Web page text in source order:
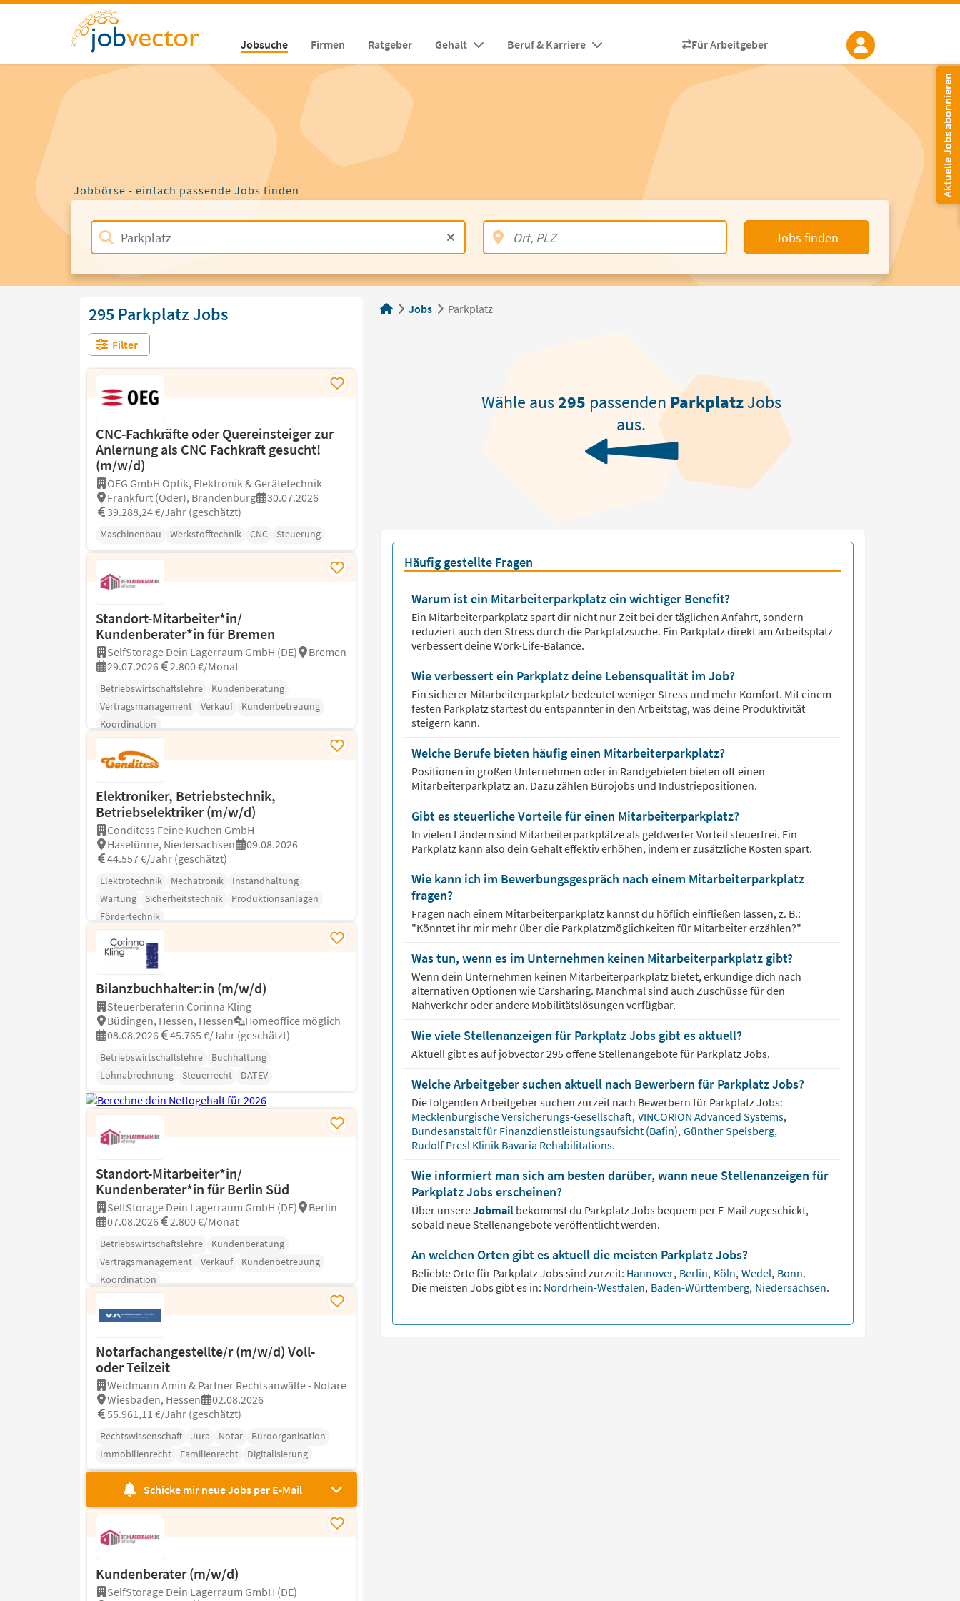
Jobsuche Firmen Ratgeber Gehalt Beruf & Karriere Für Arbeitgeber
Aktuelle Jobs abonnieren
Jobbörse - einfach passende Jobs finden
Jobs finden
295 Parkplatz Jobs
Filter
CNC-Fachkräfte oder Quereinsteiger zur
Anlernung als CNC Fachkraft gesucht!
(m/w/d)
OEG GmbH Optik, Elektronik & Gerätetechnik
Frankfurt (Oder), Brandenburg
30.07.2026
39.288,24 €/Jahr (geschätzt)
Maschinenbau Werkstofftechnik CNC Steuerung
Standort-Mitarbeiter*in/
Kundenberater*in für Bremen
SelfStorage Dein Lagerraum GmbH (DE)
Bremen
29.07.2026
2.800 €/Monat
Betriebswirtschaftslehre
Kundenberatung
Vertragsmanagement
Verkauf
Kundenbetreuung
Koordination
Elektroniker, Betriebstechnik,
Betriebselektriker (m/w/d)
Conditess Feine Kuchen GmbH
Haselünne, Niedersachsen
09.08.2026
44.557 €/Jahr (geschätzt)
Elektrotechnik Mechatronik
Instandhaltung
Wartung
Sicherheitstechnik
Produktionsanlagen
Fördertechnik
Bilanzbuchhalter:in (m/w/d)
Steuerberaterin Corinna Kling
Büdingen, Hessen, Hessen
Homeoffice möglich
08.08.2026
45.765 €/Jahr (geschätzt)
Betriebswirtschaftslehre
Buchhaltung
Lohnabrechnung
Steuerrecht DATEV
Standort-Mitarbeiter*in/
Kundenberater*in für Berlin Süd
SelfStorage Dein Lagerraum GmbH (DE)
Berlin
07.08.2026
2.800 €/Monat
Betriebswirtschaftslehre
Kundenberatung
Vertragsmanagement
Verkauf
Kundenbetreuung
Koordination
Notarfachangestellte/r (m/w/d) Voll-
oder Teilzeit
Weidmann Amin & Partner Rechtsanwälte - Notare
Wiesbaden, Hessen
02.08.2026
55.961,11 €/Jahr (geschätzt)
Rechtswissenschaft Jura Notar
Büroorganisation
Immobilienrecht
Familienrecht Digitalisierung
Schicke mir neue Jobs per E-Mail
Kundenberater (m/w/d)
SelfStorage Dein Lagerraum GmbH (DE)
Jobs Parkplatz
Wähle aus295 passenden ParkplatzJobs
aus.
Häufig gestellte Fragen
Warum ist ein Mitarbeiterparkplatz ein wichtiger Benefit?
Ein Mitarbeiterparkplatz spart dir nicht nur Zeit bei der täglichen Anfahrt, sondern
reduziert auch den Stress durch die Parkplatzsuche. Ein Parkplatz direkt am Arbeitsplatz
verbessert deine Work-Life-Balance.
Wie verbessert ein Parkplatz deine Lebensqualität im Job?
Ein sicherer Mitarbeiterparkplatz bedeutet weniger Stress und mehr Komfort. Mit einem
festen Parkplatz startest du entspannter in den Arbeitstag, was deine Produktivität
steigern kann.
Welche Berufe bieten häufig einen Mitarbeiterparkplatz?
Positionen in großen Unternehmen oder in Randgebieten bieten oft einen
Mitarbeiterparkplatz an. Dazu zählen Bürojobs und Industriepositionen.
Gibt es steuerliche Vorteile für einen Mitarbeiterparkplatz?
In vielen Ländern sind Mitarbeiterparkplätze als geldwerter Vorteil steuerfrei. Ein
Parkplatz kann also dein Gehalt effektiv erhöhen, indem er zusätzliche Kosten spart.
Wie kann ich im Bewerbungsgespräch nach einem Mitarbeiterparkplatz
fragen?
Fragen nach einem Mitarbeiterparkplatz kannst du höflich einfließen lassen, z. B.:
"Könntet ihr mir mehr über die Parkplatzmöglichkeiten für Mitarbeiter erzählen?"
Was tun, wenn es im Unternehmen keinen Mitarbeiterparkplatz gibt?
Wenn dein Unternehmen keinen Mitarbeiterparkplatz bietet, erkundige dich nach
alternativen Optionen wie Carsharing. Manchmal sind auch Zuschüsse für den
Nahverkehr oder andere Mobilitätslösungen verfügbar.
Wie viele Stellenanzeigen für Parkplatz Jobs gibt es aktuell?
Aktuell gibt es auf jobvector295 offene Stellenangebote für Parkplatz Jobs.
Welche Arbeitgeber suchen aktuell nach Bewerbern für Parkplatz Jobs?
Die folgenden Arbeitgeber suchen zurzeit nach Bewerbern für ParkplatzJobs:
Mecklenburgische Versicherungs-Gesellschaft, VINCORION Advanced Systems,
Bundesanstalt für Finanzdienstleistungsaufsicht (Bafin), Günther Spelsberg,
Rudolf Presl Klinik Bavaria Rehabilitations.
Wie informiert man sich am besten darüber, wann neue Stellenanzeigen für
Parkplatz Jobs erscheinen?
Über unsereJobmail bekommst du ParkplatzJobs bequem per E-Mail zugeschickt,
sobald neue Stellenangebote veröffentlicht werden.
An welchen Orten gibt es aktuell die meisten Parkplatz Jobs?
Beliebte Orte für ParkplatzJobs sind zurzeit: Hannover, Berlin, Köln, Wedel, Bonn.
Die meisten Jobs gibt es in: Nordrhein-Westfalen, Baden-Württemberg, Niedersachsen.